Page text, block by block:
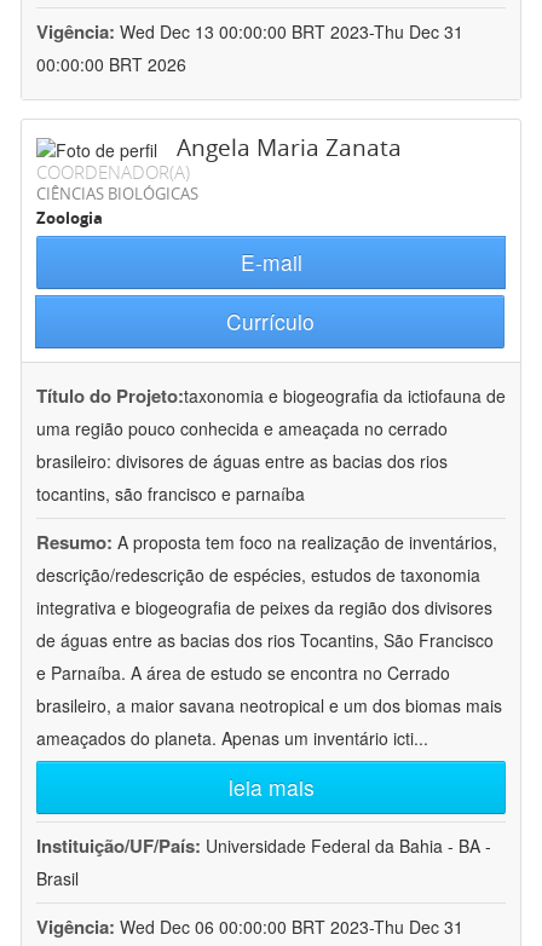
Vigência: Wed Dec 13 00:00:00 BRT 2023-Thu Dec 31
00:00:00 BRT 2026
Angela Maria Zanata
COORDENADOR(A)
CIÊNCIAS BIOLÓGICAS
Zoologia
E-mail
Currículo
Título do Projeto:taxonomia e biogeografia da ictiofauna de
uma região pouco conhecida e ameaçada no cerrado
brasileiro: divisores de águas entre as bacias dos rios
tocantins, são francisco e parnaíba
Resumo: A proposta tem foco na realização de inventários,
descrição/redescrição de espécies, estudos de taxonomia
integrativa e biogeografia de peixes da região dos divisores
de águas entre as bacias dos rios Tocantins, São Francisco
e Parnaíba. A área de estudo se encontra no Cerrado
brasileiro, a maior savana neotropical e um dos biomas mais
ameaçados do planeta. Apenas um inventário icti...
leia mais
Instituição/UF/País: Universidade Federal da Bahia - BA -
Brasil
Vigência: Wed Dec 06 00:00:00 BRT 2023-Thu Dec 31